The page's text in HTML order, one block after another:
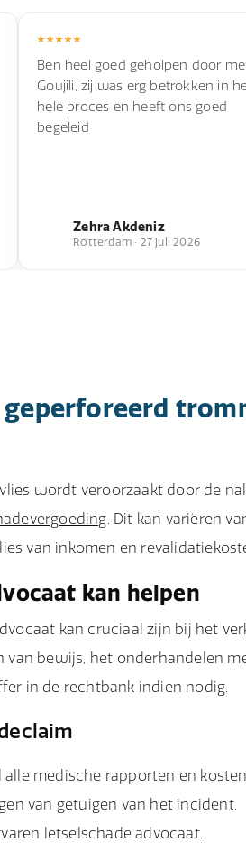
Ben heel goed geholpen door
Goujili, zij was erg betrokken in
hele proces en heeft ons goed
begeleid
Zehra Akdeniz
Rotterdam · 27 juli 2026
geperforeerd
wordt veroorzaakt door de
. Dit kan variëren
van inkomen en
kan helpen
kan cruciaal zijn bij het
van bewijs, het onderhandelen
in de rechtbank indien nodig.
alle medische rapporten en
van getuigen van het incident.
letselschade advocaat.